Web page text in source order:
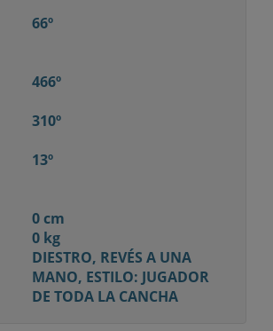
66º
466º
310º
13º
0 cm
0 kg
DIESTRO, REVÉS A UNA
MANO, ESTILO: JUGADOR
DE TODA LA CANCHA